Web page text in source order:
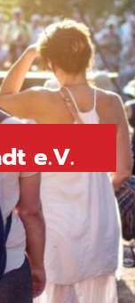
e.V.